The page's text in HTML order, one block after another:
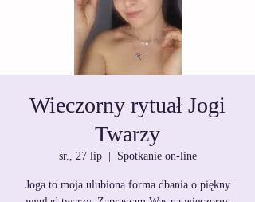
Wieczorny rytuał Jogi
Twarzy
śr., 27 lip
  |
Spotkanie on-line
Joga to moja ulubiona forma dbania o piękny